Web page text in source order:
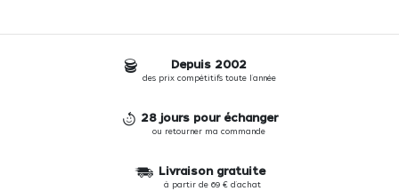
Depuis 2002
des prix compétitifs toute l'année
28 jours pour échanger
ou retourner ma commande
Livraison gratuite
à partir de 69 € d'achat